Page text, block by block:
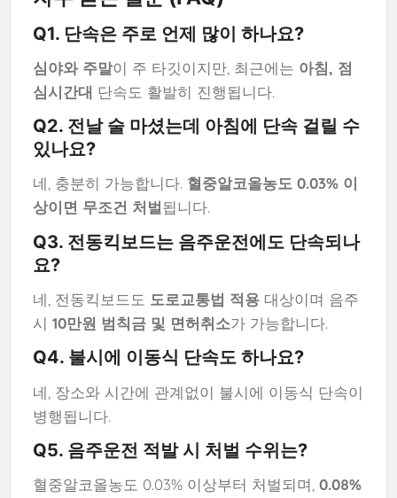
Q1. 단속은 주로 언제 많이 하나요?
심야와 주말이 주 타깃이지만, 최근에는 아침, 점
심시간대 단속도 활발히 진행됩니다.
Q2. 전날 술 마셨는데 아침에 단속 걸릴 수
있나요?
네, 충분히 가능합니다. 혈중알코올농도 0.03% 이
상이면 무조건 처벌됩니다.
Q3. 전동킥보드는 음주운전에도 단속되나
요?
네, 전동킥보드도 도로교통법 적용대상이며 음주
시 10만원 범칙금 및 면허취소가 가능합니다.
Q4. 불시에 이동식 단속도 하나요?
네, 장소와 시간에 관계없이 불시에 이동식 단속이
병행됩니다.
Q5. 음주운전 적발 시 처벌 수위는?
혈중알코올농도 0.03% 이상부터 처벌되며, 0.08%